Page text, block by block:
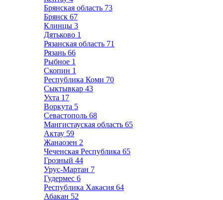
Брянская область 73
Брянск 67
Клинцы 3
Дятьково 1
Рязанская область 71
Рязань 66
Рыбное 1
Скопин 1
Республика Коми 70
Сыктывкар 43
Ухта 17
Воркута 5
Севастополь 68
Мангистауская область 65
Актау 59
Жанаозен 2
Чеченская Республика 65
Грозный 44
Урус-Мартан 7
Гудермес 6
Республика Хакасия 64
Абакан 52